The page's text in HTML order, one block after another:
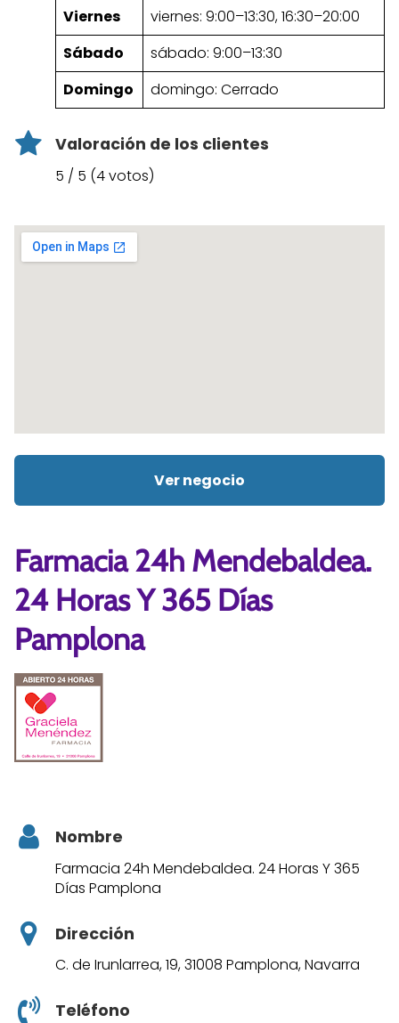
Viernes
viernes: 9:00–13:30, 16:30–20:00
Sábado
sábado: 9:00–13:30
Domingo
domingo: Cerrado
Valoración de los clientes
5 / 5 (4 votos)
Ver negocio
Farmacia 24h Mendebaldea.
24 Horas Y 365 Días
Pamplona
Nombre
Farmacia 24h Mendebaldea. 24 Horas Y 365
Días Pamplona
Dirección
C. de Irunlarrea, 19, 31008 Pamplona, Navarra
Teléfono